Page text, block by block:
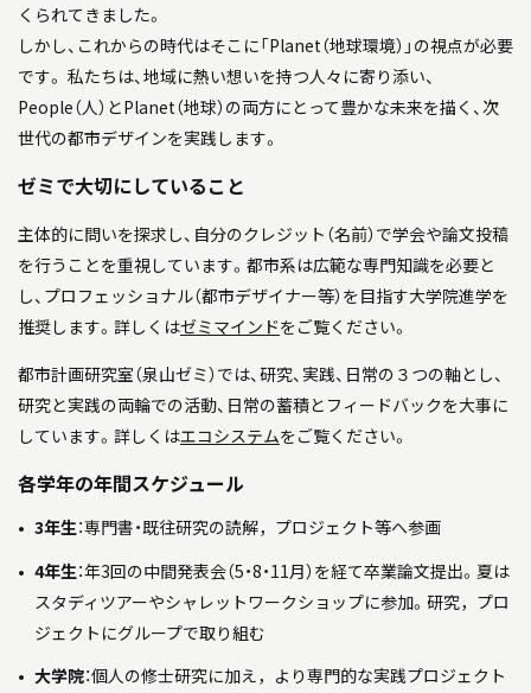
くられてきました。
しかし、これからの時代はそこに「Planet（地球環境）」の視点が必要
です。 私たちは、地域に熱い想いを持つ人々に寄り添い、
People（人）とPlanet（地球）の両方にとって豊かな未来を描く、次
世代の都市デザインを実践します。
ゼミで大切にしていること
主体的に問いを探求し、自分のクレジット（名前）で学会や論文投稿
を行うことを重視しています。都市系は広範な専門知識を必要と
し、プロフェッショナル（都市デザイナー等）を目指す大学院進学を
推奨します。詳しくはゼミマインドをご覧ください。
都市計画研究室（泉山ゼミ）では、研究、実践、日常の３つの軸とし、
研究と実践の両輪での活動、日常の蓄積とフィードバックを大事に
しています。詳しくはエコシステムをご覧ください。
各学年の年間スケジュール
3年生：専門書・既往研究の読解，プロジェクト等へ参画
4年生：年3回の中間発表会（5・8・11月）を経て卒業論文提出。夏は
スタディツアーやシャレットワークショップに参加。研究，プロ
ジェクトにグループで取り組む
大学院：個人の修士研究に加え，より専門的な実践プロジェクト